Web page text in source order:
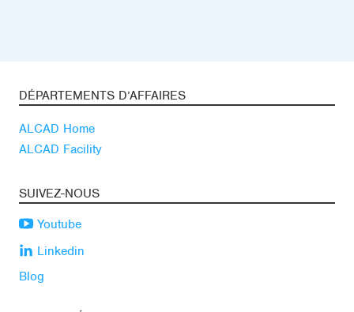
DÉPARTEMENTS D’AFFAIRES
ALCAD Home
ALCAD Facility
SUIVEZ-NOUS
Youtube
Linkedin
Blog